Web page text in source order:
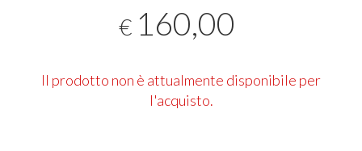
€ 160,00
Il prodotto non è attualmente disponibile per
l'acquisto.